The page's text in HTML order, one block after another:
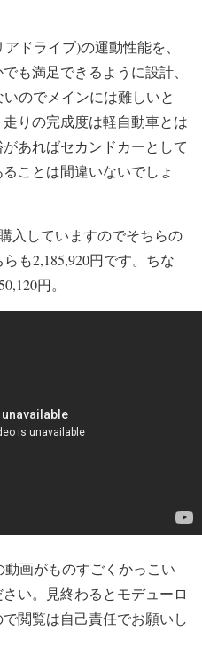
ドライブ)の運動性能を、
も満足できるように設計、
のでメインには難しいと
りの完成度は軽自動車とは
あればセカンドカーとして
ことは間違いないでしょ
入していますのでそちらの
も2,185,920円です。ちな
円。
動画がものすごくかっこい
い。見終わるとモデューロ
閲覧は自己責任でお願いし